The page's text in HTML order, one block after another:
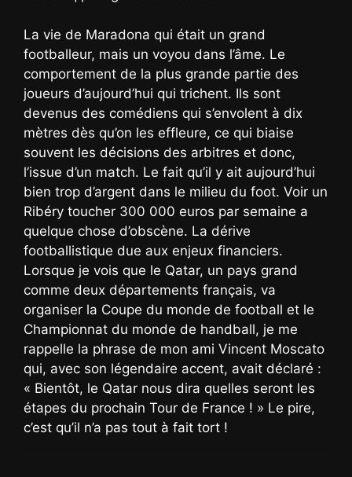
La vie de Maradona qui était un grand
footballeur, mais un voyou dans l’âme. Le
comportement de la plus grande partie des
joueurs d’aujourd’hui qui trichent. Ils sont
devenus des comédiens qui s’envolent à dix
mètres dès qu’on les effleure, ce qui biaise
souvent les décisions des arbitres et donc,
l’issue d’un match. Le fait qu’il y ait aujourd’hui
bien trop d’argent dans le milieu du foot. Voir un
Ribéry toucher 300 000 euros par semaine a
quelque chose d’obscène. La dérive
footballistique due aux enjeux financiers.
Lorsque je vois que le Qatar, un pays grand
comme deux départements français, va
organiser la Coupe du monde de football et le
Championnat du monde de handball, je me
rappelle la phrase de mon ami Vincent Moscato
qui, avec son légendaire accent, avait déclaré :
« Bientôt, le Qatar nous dira quelles seront les
étapes du prochain Tour de France ! » Le pire,
c’est qu’il n’a pas tout à fait tort !